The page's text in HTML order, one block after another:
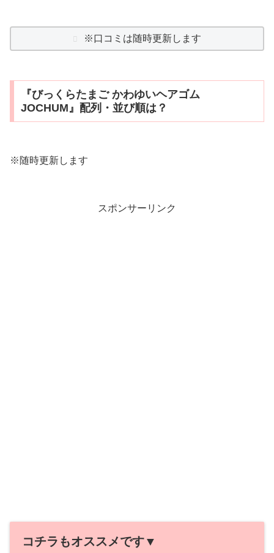
※口コミは随時更新します
『びっくらたまご かわゆいヘアゴム
JOCHUM』配列・並び順は？
※随時更新します
スポンサーリンク
コチラもオススメです▼